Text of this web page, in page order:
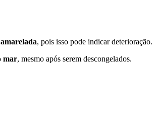
, pois isso pode indicar deterioração.
mar, mesmo após serem descongelados.